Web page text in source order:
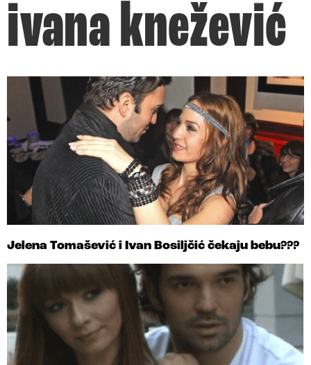
ivana knežević
Jelena Tomašević i Ivan Bosiljčić čekaju bebu???